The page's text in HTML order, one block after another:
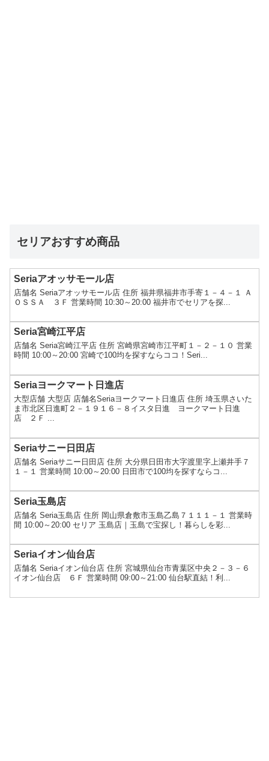
セリアおすすめ商品
Seriaアオッサモール店
店舗名 Seriaアオッサモール店 住所 福井県福井市手寄１－４－１ Ａ
ＯＳＳＡ ３Ｆ 営業時間 10:30～20:00 福井市でセリアを探...
Seria宮崎江平店
店舗名 Seria宮崎江平店 住所 宮崎県宮崎市江平町１－２－１０ 営業
時間 10:00～20:00 宮崎で100均を探すならココ！Seri...
Seriaヨークマート日進店
大型店舗 大型店 店舗名Seriaヨークマート日進店 住所 埼玉県さいた
ま市北区日進町２－１９１６－８イスタ日進 ヨークマート日進
店 ２Ｆ ...
Seriaサニー日田店
店舗名 Seriaサニー日田店 住所 大分県日田市大字渡里字上瀬井手７
１－１ 営業時間 10:00～20:00 日田市で100均を探すならコ...
Seria玉島店
店舗名 Seria玉島店 住所 岡山県倉敷市玉島乙島７１１１－１ 営業時
間 10:00～20:00 セリア 玉島店｜玉島で宝探し！暮らしを彩...
Seriaイオン仙台店
店舗名 Seriaイオン仙台店 住所 宮城県仙台市青葉区中央２－３－６
イオン仙台店 ６Ｆ 営業時間 09:00～21:00 仙台駅直結！利...